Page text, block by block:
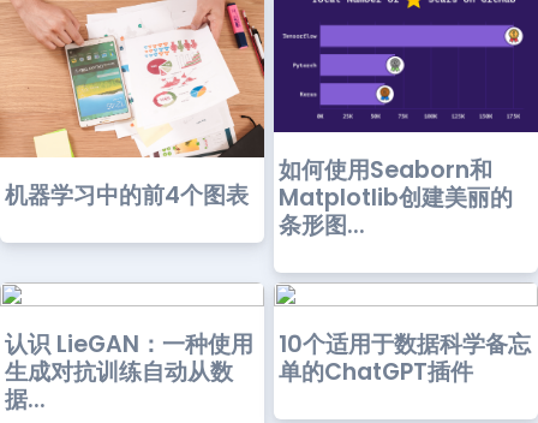
机器学习中的前4个图表
如何使用Seaborn和
Matplotlib创建美丽的
条形图...
认识 LieGAN：一种使用
生成对抗训练自动从数
据...
10个适用于数据科学备忘
单的ChatGPT插件